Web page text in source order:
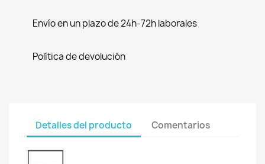
Envío en un plazo de 24h-72h laborales
Política de devolución
Detalles del producto Comentarios